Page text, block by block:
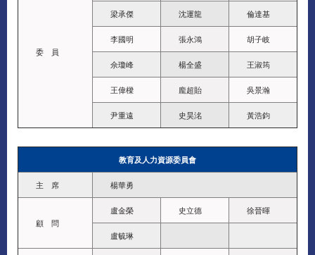
委 員
梁承傑 沈運龍 倫達基
李國明 張永鴻 胡子岐
佘瓊峰 楊全盛 王淑筠
王偉樑 龐超貽 吳景瀚
尹重遠 史昊洺 黃浩鈞
教育及人力資源委員會
主 席 楊華勇
顧 問
盧金榮 史立德 徐晉暉
盧毓琳